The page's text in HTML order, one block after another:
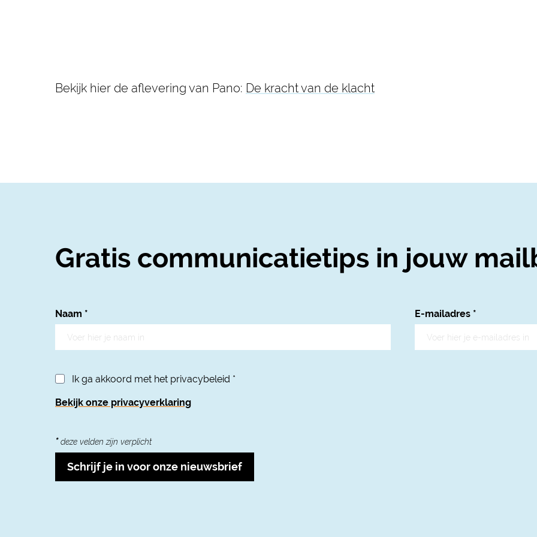
Bekijk hier de aflevering van Pano: De kracht van de klacht
Gratis communicatietips in jouw
Naam * E-mailadres *
Ik ga akkoord met het privacybeleid *
Bekijk onze privacyverklaring
*deze velden zijn verplicht
Schrijf je in voor onze nieuwsbrief